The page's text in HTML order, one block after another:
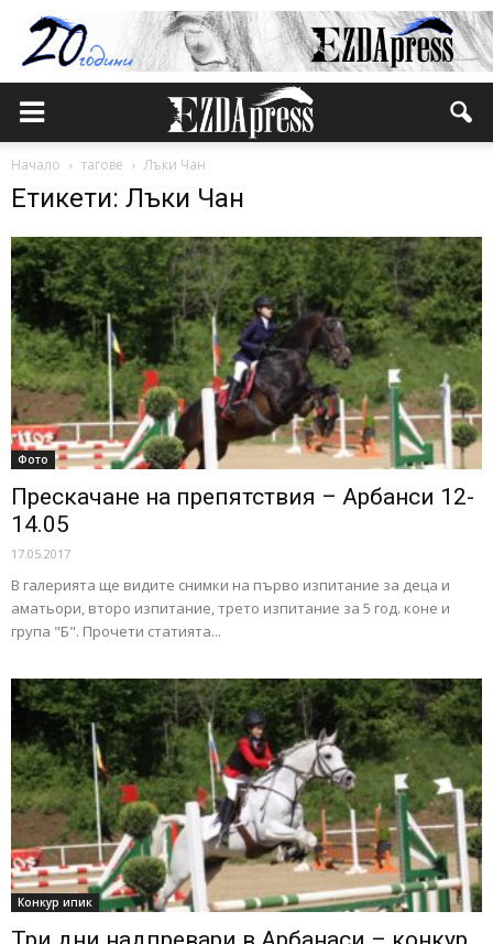
Начало тагове Лъки Чан
Етикети: Лъки Чан
Фото
Прескачане на препятствия – Арбанси 12-
14.05
17.05.2017
В галерията ще видите снимки на първо изпитание за деца и
аматьори, второ изпитание, трето изпитание за 5 год. коне и
група "Б". Прочети статията...
Конкур ипик